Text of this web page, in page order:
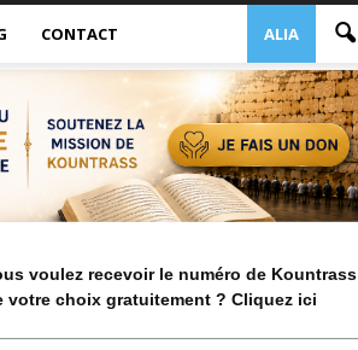
ALIA
CONTACT
voulez recevoir le numéro de Kountrass
votre choix gratuitement ? Cliquez ici